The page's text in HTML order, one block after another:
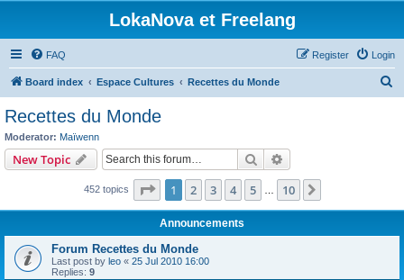
LokaNova et Freelang
FAQ Login
Register
Board index Espace Cultures Recettes du Monde
Recettes du Monde
Moderator: Maïwenn
New Topic Search
452 topics Page 1of 10
1 2 3 4 5 10
Announcements
Forum Recettes du Monde
Last post by leo « 25 Jul 2010 16:00
Replies: 9